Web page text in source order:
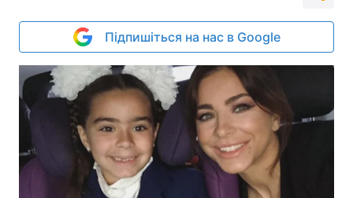
Підпишіться на нас в Google